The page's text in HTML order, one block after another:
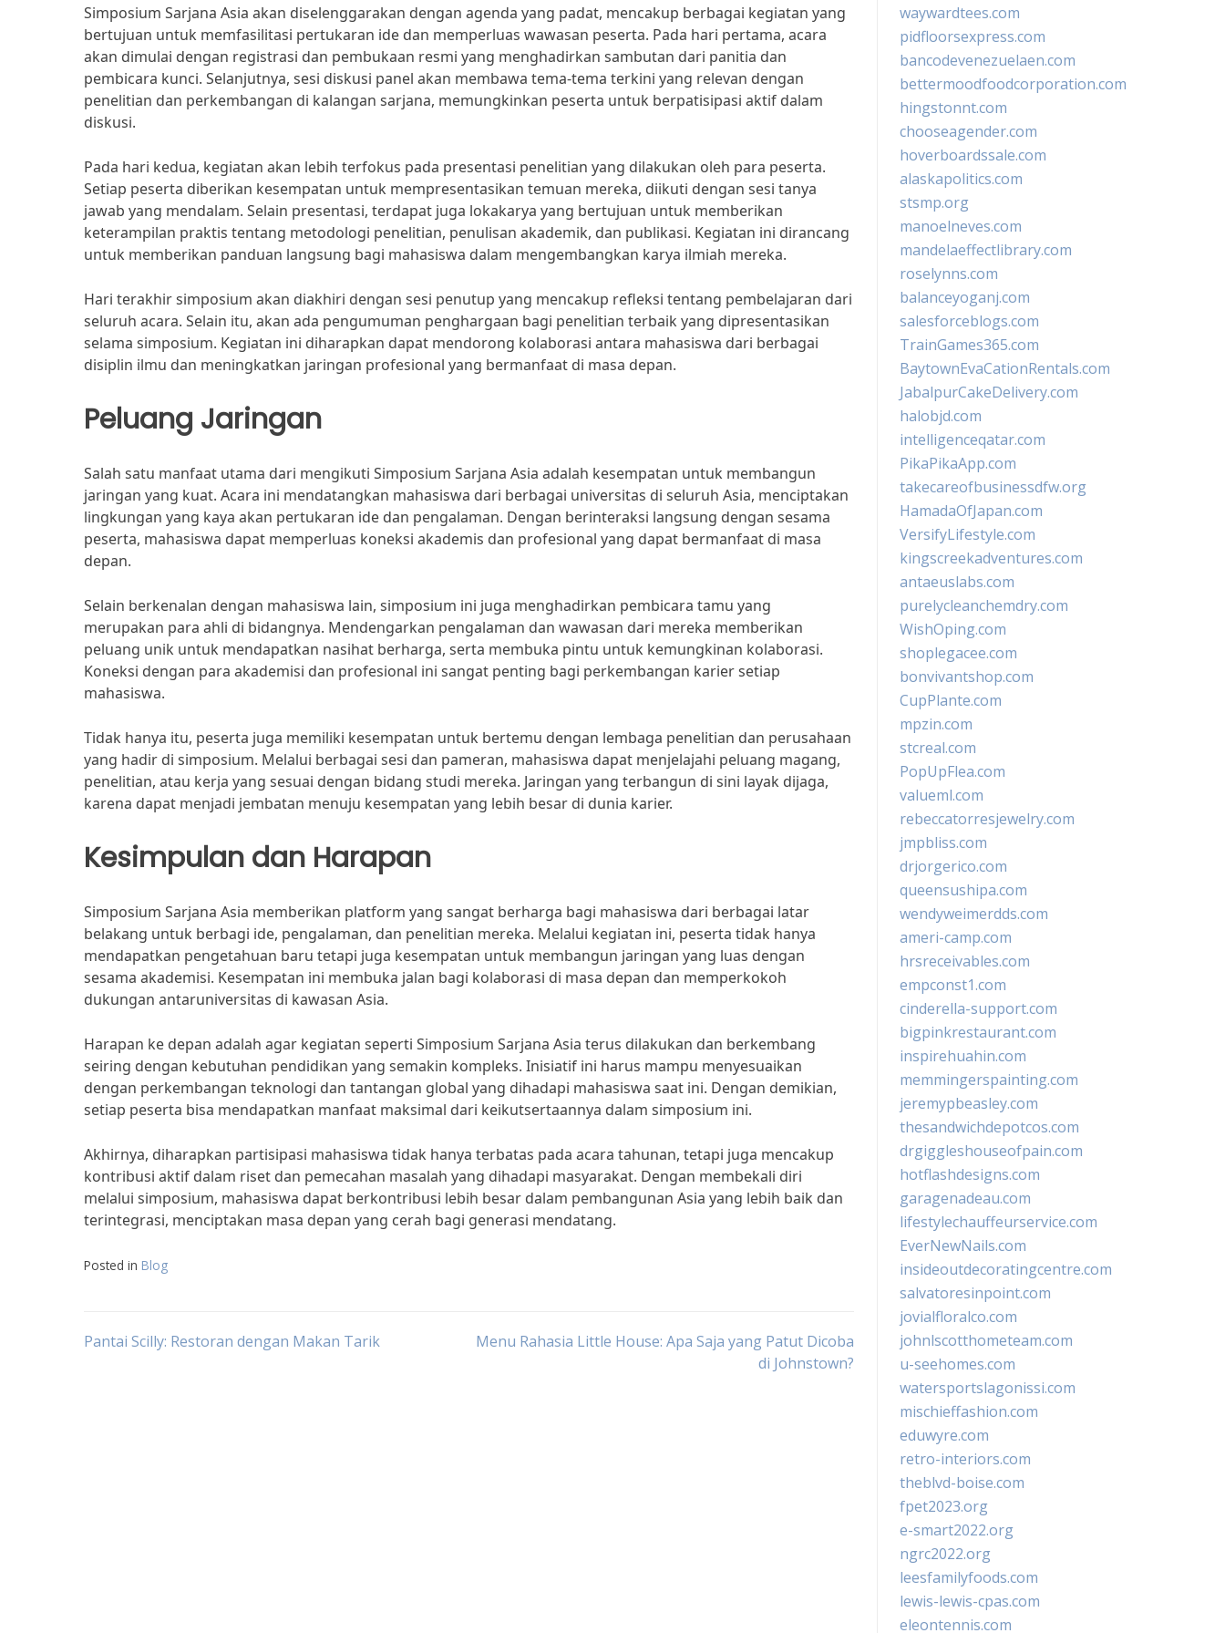
Simposium Sarjana Asia akan diselenggarakan dengan agenda yang padat, mencakup berbagai kegiatan yang
bertujuan untuk memfasilitasi pertukaran ide dan memperluas wawasan peserta. Pada hari pertama, acara
akan dimulai dengan registrasi dan pembukaan resmi yang menghadirkan sambutan dari panitia dan
pembicara kunci. Selanjutnya, sesi diskusi panel akan membawa tema-tema terkini yang relevan dengan
penelitian dan perkembangan di kalangan sarjana, memungkinkan peserta untuk berpatisipasi aktif dalam
diskusi.
Pada hari kedua, kegiatan akan lebih terfokus pada presentasi penelitian yang dilakukan oleh para peserta.
Setiap peserta diberikan kesempatan untuk mempresentasikan temuan mereka, diikuti dengan sesi tanya
jawab yang mendalam. Selain presentasi, terdapat juga lokakarya yang bertujuan untuk memberikan
keterampilan praktis tentang metodologi penelitian, penulisan akademik, dan publikasi. Kegiatan ini dirancang
untuk memberikan panduan langsung bagi mahasiswa dalam mengembangkan karya ilmiah mereka.
Hari terakhir simposium akan diakhiri dengan sesi penutup yang mencakup refleksi tentang pembelajaran dari
seluruh acara. Selain itu, akan ada pengumuman penghargaan bagi penelitian terbaik yang dipresentasikan
selama simposium. Kegiatan ini diharapkan dapat mendorong kolaborasi antara mahasiswa dari berbagai
disiplin ilmu dan meningkatkan jaringan profesional yang bermanfaat di masa depan.
Peluang Jaringan
Salah satu manfaat utama dari mengikuti Simposium Sarjana Asia adalah kesempatan untuk membangun
jaringan yang kuat. Acara ini mendatangkan mahasiswa dari berbagai universitas di seluruh Asia, menciptakan
lingkungan yang kaya akan pertukaran ide dan pengalaman. Dengan berinteraksi langsung dengan sesama
peserta, mahasiswa dapat memperluas koneksi akademis dan profesional yang dapat bermanfaat di masa
depan.
Selain berkenalan dengan mahasiswa lain, simposium ini juga menghadirkan pembicara tamu yang
merupakan para ahli di bidangnya. Mendengarkan pengalaman dan wawasan dari mereka memberikan
peluang unik untuk mendapatkan nasihat berharga, serta membuka pintu untuk kemungkinan kolaborasi.
Koneksi dengan para akademisi dan profesional ini sangat penting bagi perkembangan karier setiap
mahasiswa.
Tidak hanya itu, peserta juga memiliki kesempatan untuk bertemu dengan lembaga penelitian dan perusahaan
yang hadir di simposium. Melalui berbagai sesi dan pameran, mahasiswa dapat menjelajahi peluang magang,
penelitian, atau kerja yang sesuai dengan bidang studi mereka. Jaringan yang terbangun di sini layak dijaga,
karena dapat menjadi jembatan menuju kesempatan yang lebih besar di dunia karier.
Kesimpulan dan Harapan
Simposium Sarjana Asia memberikan platform yang sangat berharga bagi mahasiswa dari berbagai latar
belakang untuk berbagi ide, pengalaman, dan penelitian mereka. Melalui kegiatan ini, peserta tidak hanya
mendapatkan pengetahuan baru tetapi juga kesempatan untuk membangun jaringan yang luas dengan
sesama akademisi. Kesempatan ini membuka jalan bagi kolaborasi di masa depan dan memperkokoh
dukungan antaruniversitas di kawasan Asia.
Harapan ke depan adalah agar kegiatan seperti Simposium Sarjana Asia terus dilakukan dan berkembang
seiring dengan kebutuhan pendidikan yang semakin kompleks. Inisiatif ini harus mampu menyesuaikan
dengan perkembangan teknologi dan tantangan global yang dihadapi mahasiswa saat ini. Dengan demikian,
setiap peserta bisa mendapatkan manfaat maksimal dari keikutsertaannya dalam simposium ini.
Akhirnya, diharapkan partisipasi mahasiswa tidak hanya terbatas pada acara tahunan, tetapi juga mencakup
kontribusi aktif dalam riset dan pemecahan masalah yang dihadapi masyarakat. Dengan membekali diri
melalui simposium, mahasiswa dapat berkontribusi lebih besar dalam pembangunan Asia yang lebih baik dan
terintegrasi, menciptakan masa depan yang cerah bagi generasi mendatang.
Posted in Blog
Post
Pantai Scilly: Restoran dengan Makan Tarik
Menu Rahasia Little House: Apa Saja yang Patut Dicoba
di Johnstown?
waywardtees.com
pidfloorsexpress.com
bancodevenezuelaen.com
bettermoodfoodcorporation.com
hingstonnt.com
chooseagender.com
hoverboardssale.com
alaskapolitics.com
stsmp.org
manoelneves.com
mandelaeffectlibrary.com
roselynns.com
balanceyoganj.com
salesforceblogs.com
TrainGames365.com
BaytownEvaCationRentals.com
JabalpurCakeDelivery.com
halobjd.com
intelligenceqatar.com
PikaPikaApp.com
takecareofbusinessdfw.org
HamadaOfJapan.com
VersifyLifestyle.com
kingscreekadventures.com
antaeuslabs.com
purelycleanchemdry.com
WishOping.com
shoplegacee.com
bonvivantshop.com
CupPlante.com
mpzin.com
stcreal.com
PopUpFlea.com
valueml.com
rebeccatorresjewelry.com
jmpbliss.com
drjorgerico.com
queensushipa.com
wendyweimerdds.com
ameri-camp.com
hrsreceivables.com
empconst1.com
cinderella-support.com
bigpinkrestaurant.com
inspirehuahin.com
memmingerspainting.com
jeremypbeasley.com
thesandwichdepotcos.com
drgiggleshouseofpain.com
hotflashdesigns.com
garagenadeau.com
lifestylechauffeurservice.com
EverNewNails.com
insideoutdecoratingcentre.com
salvatoresinpoint.com
jovialfloralco.com
johnlscotthometeam.com
u-seehomes.com
watersportslagonissi.com
mischieffashion.com
eduwyre.com
retro-interiors.com
theblvd-boise.com
fpet2023.org
e-smart2022.org
ngrc2022.org
leesfamilyfoods.com
lewis-lewis-cpas.com
eleontennis.com